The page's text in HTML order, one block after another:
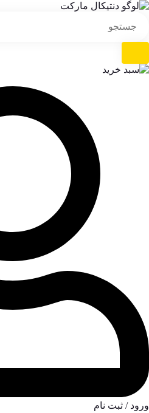
ورود / ثبت نام